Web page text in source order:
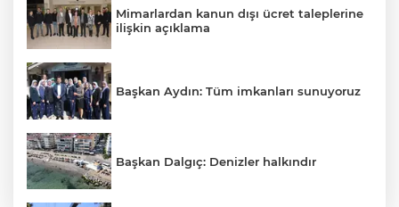
Mimarlardan kanun dışı ücret taleplerine
ilişkin açıklama
Başkan Aydın: Tüm imkanları sunuyoruz
Başkan Dalgıç: Denizler halkındır